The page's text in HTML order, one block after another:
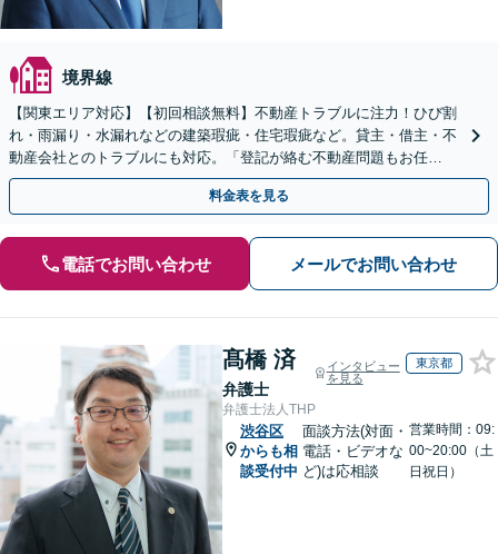
境界線
【関東エリア対応】【初回相談無料】不動産トラブルに注力！ひび割
れ・雨漏り・水漏れなどの建築瑕疵・住宅瑕疵など。貸主・借主・不
動産会社とのトラブルにも対応。「登記が絡む不動産問題もお任
せ！」立ち退き／明け渡し請求もサポート
料金表を見る
電話でお問い合わせ メールでお問い合わせ
髙橋 済
弁護士
インタビュー
を見る
東京都
弁護士法人THP
渋谷区
からも相
談受付中
面談方法(対面・
電話・ビデオな
ど)は応相談
営業時間：09:
00~20:00（土
日祝日）